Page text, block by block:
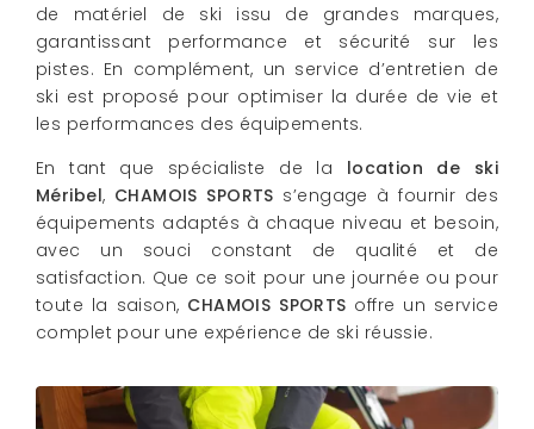
de matériel de ski issu de grandes marques,
garantissant performance et sécurité sur les
pistes. En complément, un service d’entretien de
ski est proposé pour optimiser la durée de vie et
les performances des équipements.
En tant que spécialiste de la location de ski
Méribel, CHAMOIS SPORTS s’engage à fournir des
équipements adaptés à chaque niveau et besoin,
avec un souci constant de qualité et de
satisfaction. Que ce soit pour une journée ou pour
toute la saison, CHAMOIS SPORTS offre un service
complet pour une expérience de ski réussie.